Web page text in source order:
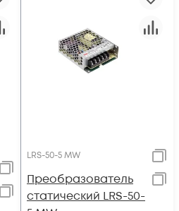
LRS-50-5 MW
Преобразователь
статический LRS-50-